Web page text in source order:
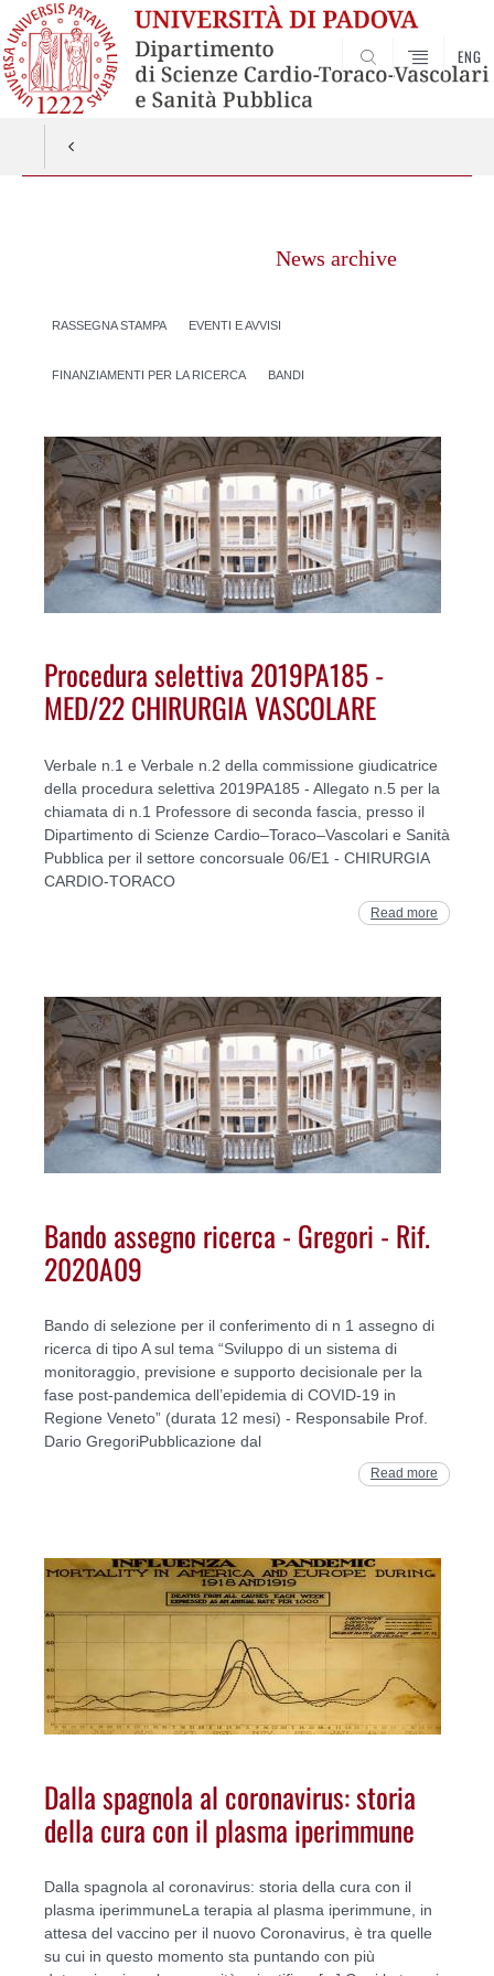
SEARCH
ENG
News archive
RASSEGNA STAMPA EVENTI E AVVISI
FINANZIAMENTI PER LA RICERCA BANDI
Procedura selettiva 2019PA185 -
MED/22 CHIRURGIA VASCOLARE
Verbale n.1 e Verbale n.2 della commissione giudicatrice
della procedura selettiva 2019PA185 - Allegato n.5 per la
chiamata di n.1 Professore di seconda fascia, presso il
Dipartimento di Scienze Cardio–Toraco–Vascolari e Sanità
Pubblica per il settore concorsuale 06/E1 - CHIRURGIA
CARDIO-TORACO
Read more
Bando assegno ricerca - Gregori - Rif.
2020A09
Bando di selezione per il conferimento di n 1 assegno di
ricerca di tipo A sul tema “Sviluppo di un sistema di
monitoraggio, previsione e supporto decisionale per la
fase post-pandemica dell’epidemia di COVID-19 in
Regione Veneto” (durata 12 mesi) - Responsabile Prof.
Dario GregoriPubblicazione dal
Read more
Dalla spagnola al coronavirus: storia
della cura con il plasma iperimmune
Dalla spagnola al coronavirus: storia della cura con il
plasma iperimmuneLa terapia al plasma iperimmune, in
attesa del vaccino per il nuovo Coronavirus, è tra quelle
su cui in questo momento sta puntando con più